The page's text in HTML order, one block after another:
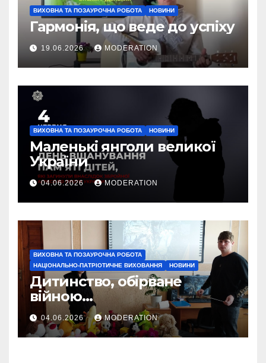
ВИХОВНА ТА ПОЗАУРОЧНА РОБОТА НОВИНИ
Гармонія, що веде до успіху
19.06.2026 MODERATION
ВИХОВНА ТА ПОЗАУРОЧНА РОБОТА НОВИНИ
Маленькі янголи великої
України
04.06.2026 MODERATION
ВИХОВНА ТА ПОЗАУРОЧНА РОБОТА
НАЦІОНАЛЬНО-ПАТРІОТИЧНЕ ВИХОВАННЯ
НОВИНИ
Дитинство, обірване
війною…
04.06.2026 MODERATION